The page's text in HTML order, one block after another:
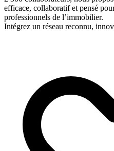
efficace, collaboratif et pensé
professionnels de l’immobilier.
Intégrez un réseau reconnu,